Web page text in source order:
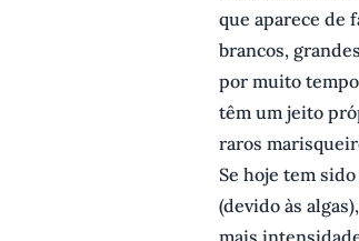
que aparece de
brancos,
por muito tempo
têm um jeito
raros
Se hoje tem
(devido às
mais